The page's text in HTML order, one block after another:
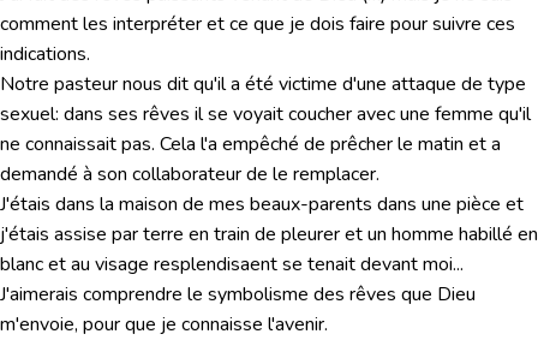
comment les interpréter et ce que je dois faire pour suivre ces
indications.
Notre pasteur nous dit qu'il a été victime d'une attaque de type
sexuel: dans ses rêves il se voyait coucher avec une femme qu'il
ne connaissait pas. Cela l'a empêché de prêcher le matin et a
demandé à son collaborateur de le remplacer.
J'étais dans la maison de mes beaux-parents dans une pièce et
j'étais assise par terre en train de pleurer et un homme habillé en
blanc et au visage resplendisaent se tenait devant moi...
J'aimerais comprendre le symbolisme des rêves que Dieu
m'envoie, pour que je connaisse l'avenir.